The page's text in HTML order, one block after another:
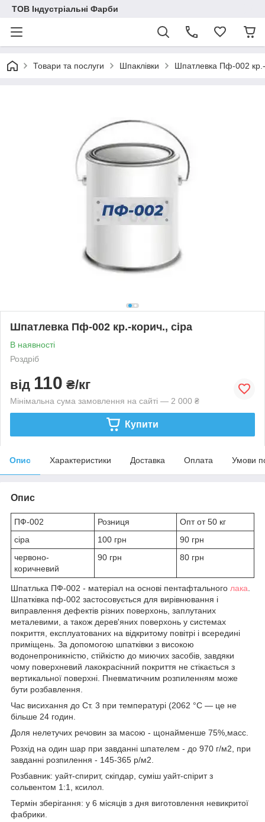
ТОВ Індустріальні Фарби
Товари та послуги Шпаклівки Шпатлевка Пф-002 кр.-
Шпатлевка Пф-002 кр.-корич., сіра
В наявності
Роздріб
від 110 ₴/кг
Мінімальна сума замовлення на сайті — 2 000 ₴
Купити
Опис Характеристики Доставка Оплата Умови
Опис
ПФ-002 Розниця
Опт от 50 кг
сіра
100 грн
90 грн
червоно-
коричневий
90 грн 80 грн
Шпатлька ПФ-002 - матеріал на основі пентафтального лака
Шпатківка пф-002 застосовується для вирівнювання і
виправлення дефектів різних поверхонь, заплутаних
металевими, а також дерев'яних поверхонь у системах
покриття, експлуатованих на відкритому повітрі і всередині
приміщень. За допомогою шпатківки з високою
водонепроникністю, стійкістю до миючих засобів, завдяки
чому поверхневий лакокрасічний покриття не стікається з
вертикальної поверхні. Пневматичним розпиленням може
бути розбавлення.
Час висихання до Ст. 3 при температурі (2062 °С — це не
більше 24 годин.
Доля нелетучих речовин за масою - щонайменше 75%,масс.
Розхід на один шар при завданні шпателем - до 970 г/м2, при
завданні розпилення - 145-365 р/м2.
Розбавник: уайт-спирит, скіпдар, суміш уайт-спірит з
сольвентом 1:1, ксилол.
Термін зберігання: у 6 місяців з дня виготовлення невикритої
фабрики.